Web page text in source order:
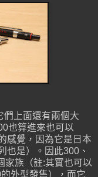
們上面還有兩個大
也算進來也可以
感覺，因為它是日本
也是）。因此300、
家族（註:其實也可以
外型發售），而它